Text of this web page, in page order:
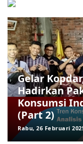
Gelar
Hadirkan
Konsumsi
(Part 2)
Rabu, 26 Februari